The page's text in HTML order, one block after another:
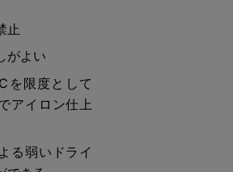
止
がよい
を限度として
アイロン仕上
る弱いドライ